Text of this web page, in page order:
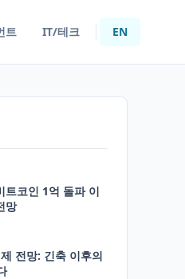
트 IT/테크 EN
트코인 1억 돌파 이
망
전망: 긴축 이후의